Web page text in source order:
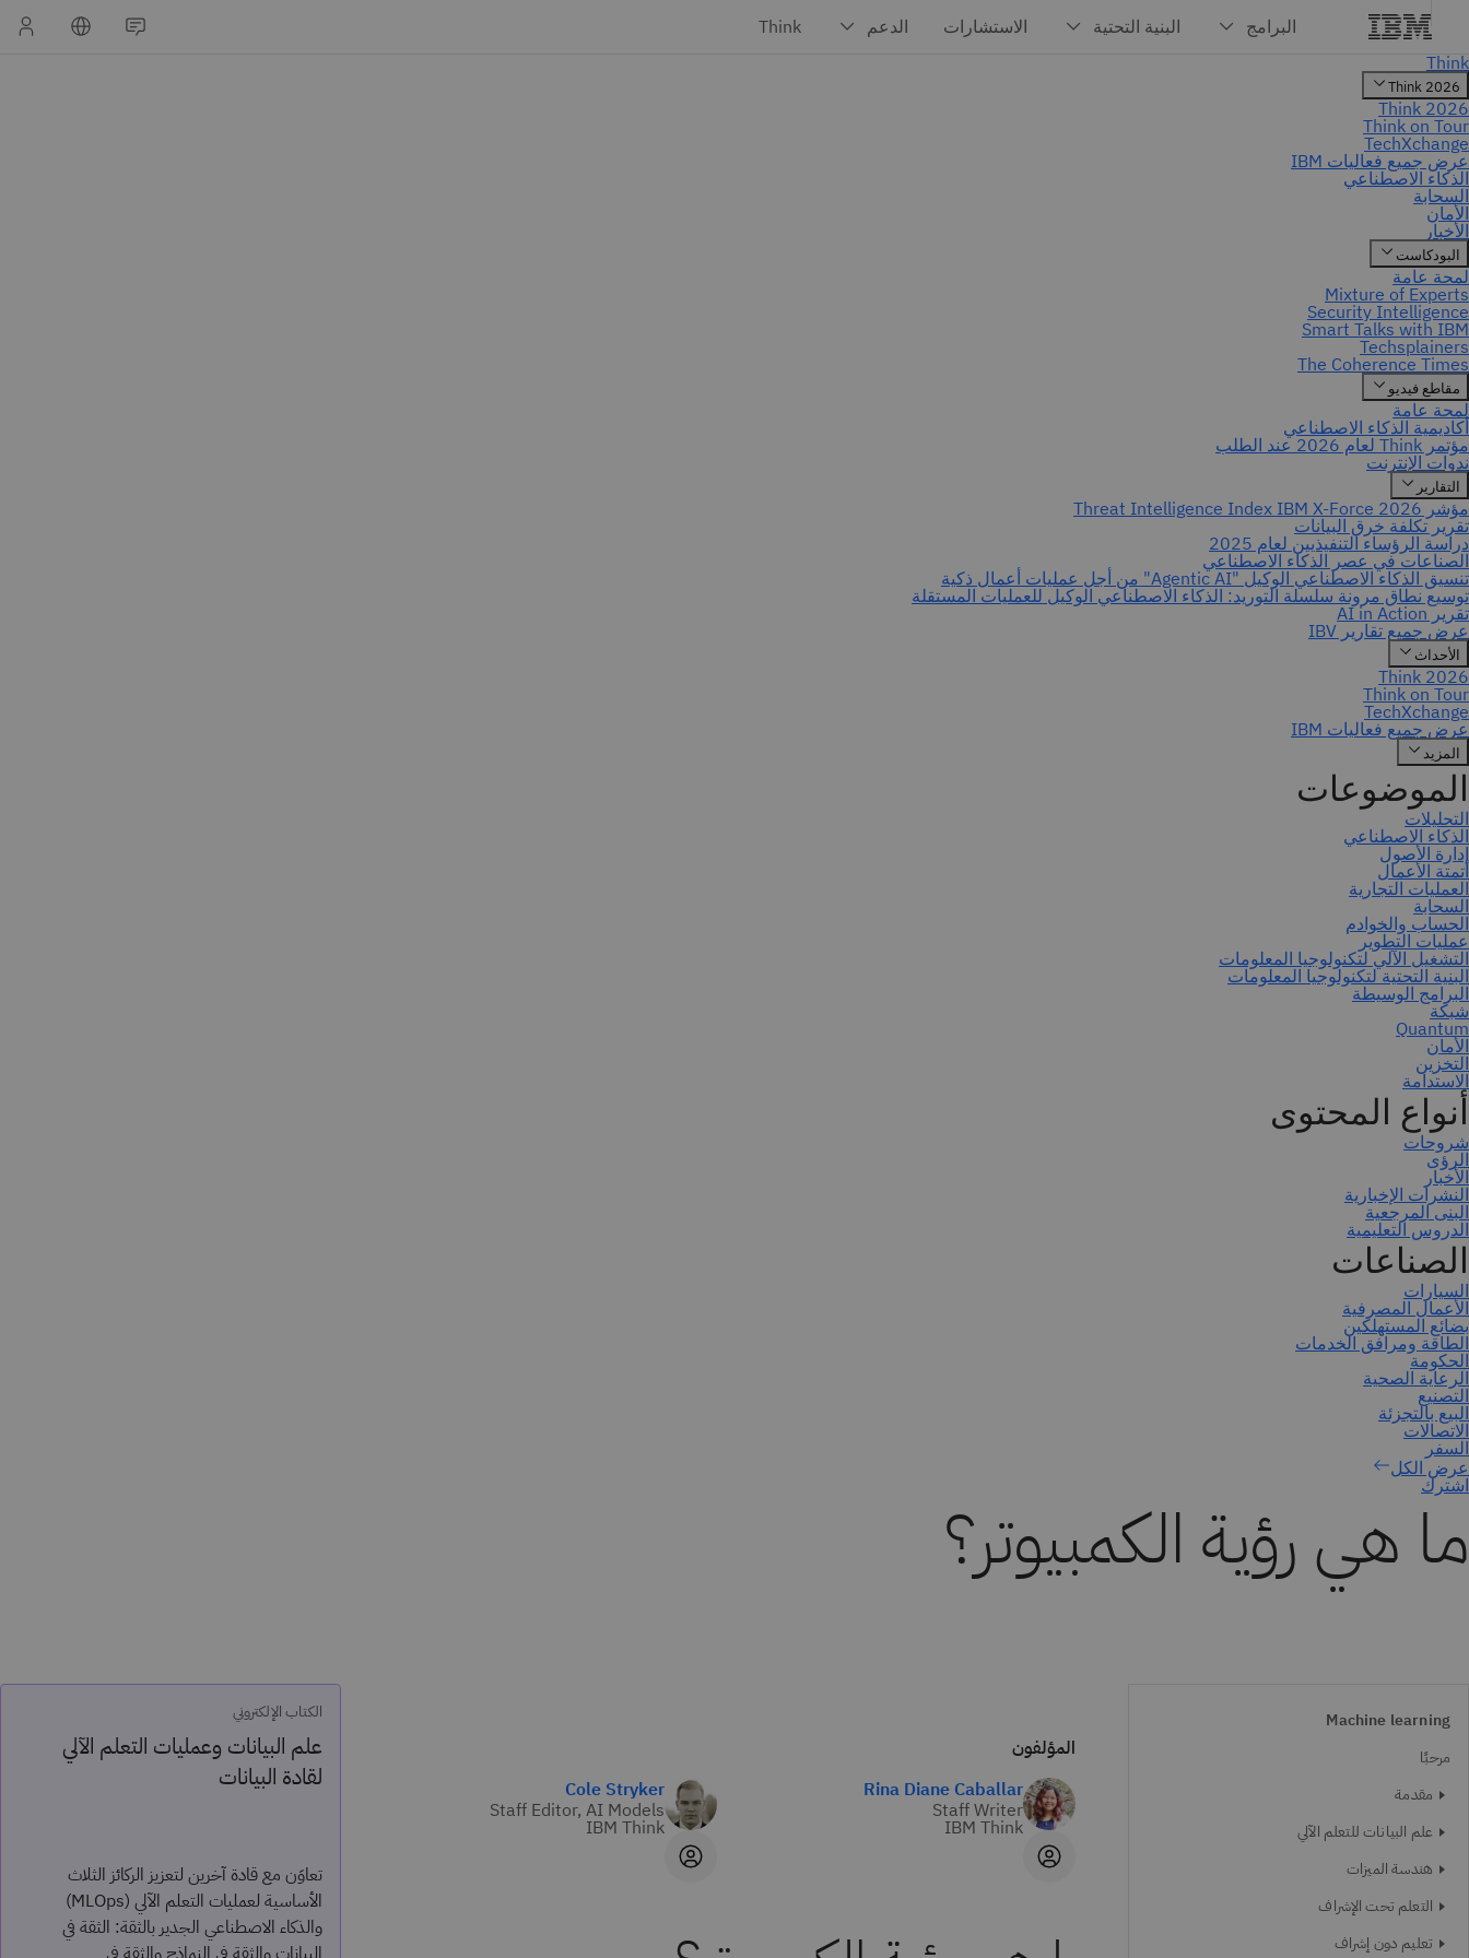
اشترك
ما هي رؤية الكمبيوتر؟
Machine learning
مرحبًا
مقدمة
علم البيانات للتعلم الآلي
هندسة الميزات
التعلم تحت الإشراف
تعليم دون إشراف
المؤلفون
Rina Diane Caballar
Staff Writer
IBM Think
Cole Stryker
Staff Editor, AI Models
IBM Think
الكتاب الإلكتروني
علم البيانات وعمليات التعلم الآلي
لقادة البيانات
تعاوَن مع قادة آخرين لتعزيز الركائز الثلاث
الأساسية لعمليات التعلم الآلي (MLOps)
والذكاء الاصطناعي الجدير بالثقة: الثقة في